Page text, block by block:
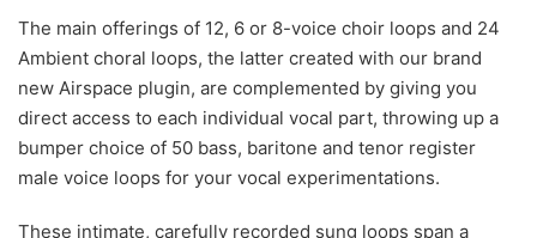
The main offerings of 12, 6 or 8-voice choir loops and 24
Ambient choral loops, the latter created with our brand
new Airspace plugin, are complemented by giving you
direct access to each individual vocal part, throwing up a
bumper choice of 50 bass, baritone and tenor register
male voice loops for your vocal experimentations.
These intimate, carefully recorded sung loops span a